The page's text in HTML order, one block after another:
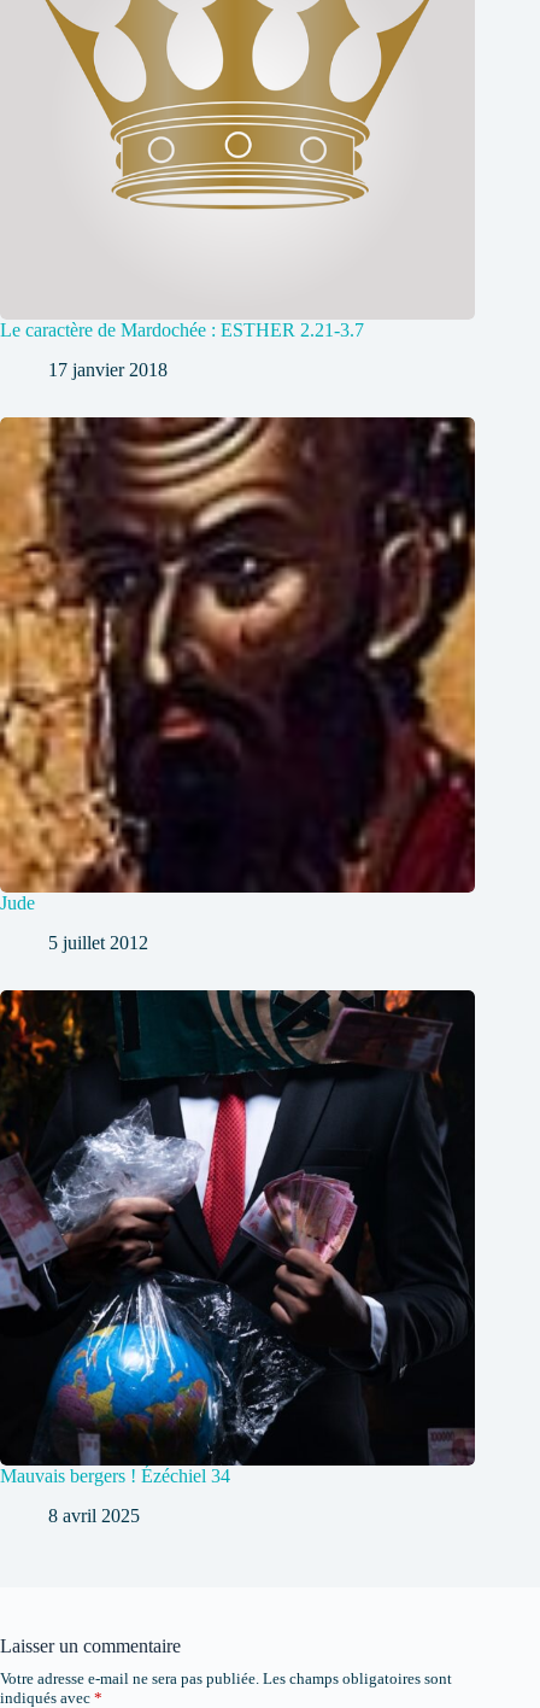
Le caractère de Mardochée : ESTHER 2.21-3.7
17 janvier 2018
Jude
5 juillet 2012
Mauvais bergers ! Ézéchiel 34
8 avril 2025
Laisser un commentaire
Votre adresse e-mail ne sera pas publiée. Les champs obligatoires sont
indiqués avec *